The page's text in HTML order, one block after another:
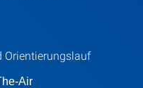
Orientierungslauf
Air